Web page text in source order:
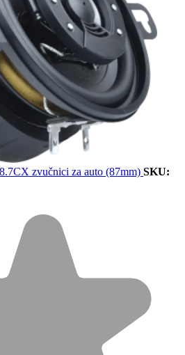
zvučnici za auto (87mm) SKU: